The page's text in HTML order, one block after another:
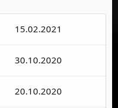
15.02.2021
30.10.2020
20.10.2020